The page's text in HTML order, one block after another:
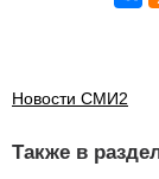
Новости СМИ2
Также в